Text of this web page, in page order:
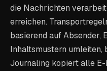
die Nachrichten
erreichen.
basierend auf Absender,
Inhaltsmustern umleiten,
Journaling kopiert alle